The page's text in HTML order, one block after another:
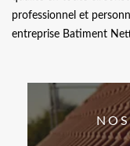
professionnel et
entreprise Batiment